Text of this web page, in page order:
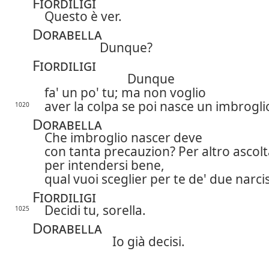
Questo è ver.
Dorabella
Dunque?
Fiordiligi
Dunque
fa' un po' tu; ma non voglio
1020 aver la colpa se poi nasce un
Dorabella
Che imbroglio nascer deve
con tanta precauzion? Per altro
per intendersi bene,
qual vuoi sceglier per te de' due
Fiordiligi
1025 Decidi tu, sorella.
Dorabella
Io già decisi.